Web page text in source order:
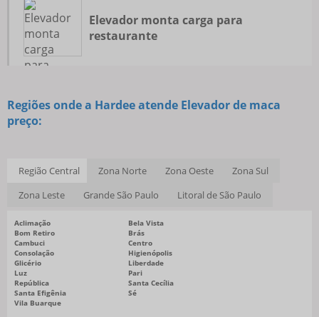
Elevador monta carga para
restaurante
Regiões onde a Hardee atende Elevador de maca
preço:
Região Central Zona Norte Zona Oeste
Zona Sul
Zona Leste
Grande São Paulo Litoral de São Paulo
Aclimação
Bela Vista
Bom Retiro
Brás
Cambuci
Centro
Consolação
Higienópolis
Glicério
Liberdade
Luz
Pari
República
Santa Cecília
Santa Efigênia
Sé
Vila Buarque